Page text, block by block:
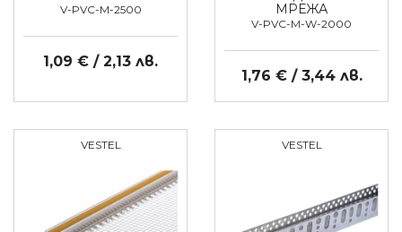
V-PVC-M-2500
1,09 € / 2,13 лв.
МРЕЖА
V-PVC-M-W-2000
1,76 € / 3,44 лв.
VESTEL VESTEL